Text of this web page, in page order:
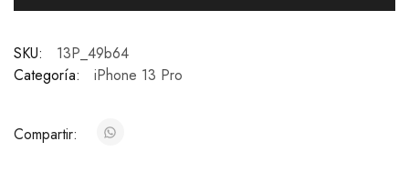
SKU:
13P_49b64
Categoría:
iPhone 13 Pro
Compartir: